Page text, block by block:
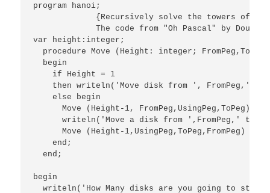
program hanoi;
{Recursively solve the towers of
The code from "Oh Pascal" by Doug
var height:integer;
procedure Move (Height: integer;
  begin
    if Height = 1
then writeln('Move disk from ', FromPeg,' to
    else begin
      Move (Height-1, FromPeg,UsingPeg,ToPeg);
writeln('Move a disk from ',FromPeg,' to
      Move (Height-1,UsingPeg,ToPeg,FromPeg)
    end;
  end;
begin
writeln('How Many disks are you going to start